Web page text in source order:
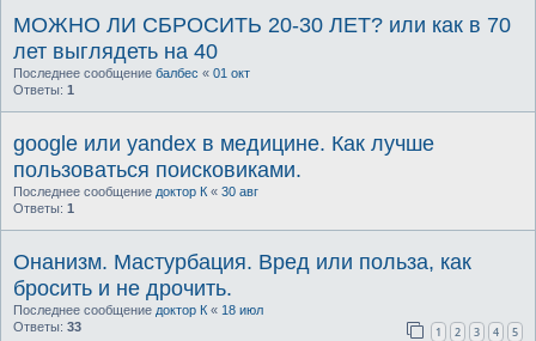
МОЖНО ЛИ СБРОСИТЬ 20-30 ЛЕТ? или как в 70
лет выглядеть на 40
Последнее сообщение балбес « 01 окт
Ответы: 1
google или yandex в медицине. Как лучше
пользоваться поисковиками.
Последнее сообщение доктор К « 30 авг
Ответы: 1
Онанизм. Мастурбация. Вред или польза, как
бросить и не дрочить.
Последнее сообщение доктор К « 18 июл
Ответы: 33 1 2 3 4 5